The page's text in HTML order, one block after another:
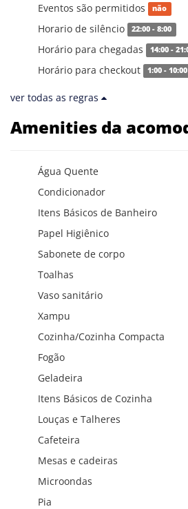
Eventos são permitidos não
Horario de silêncio 22:00 - 8:00
Horário para chegadas 14:00 -
Horário para checkout 1:00 - 10:00
ver todas as regras
Amenities da
Água Quente
Condicionador
Itens Básicos de Banheiro
Papel Higiênico
Sabonete de corpo
Toalhas
Vaso sanitário
Xampu
Cozinha/Cozinha Compacta
Fogão
Geladeira
Itens Básicos de Cozinha
Louças e Talheres
Cafeteira
Mesas e cadeiras
Microondas
Pia